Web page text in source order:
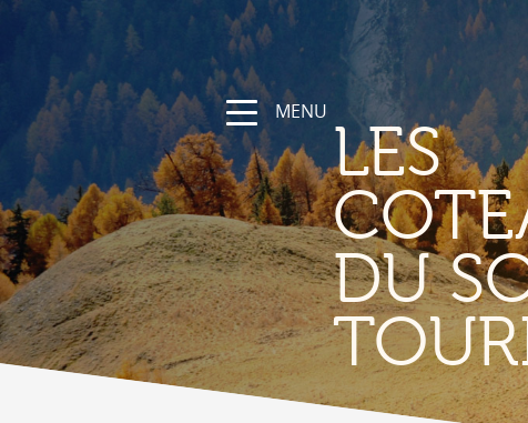
NATURA
La regione
Sentieri escursionistici e sportivi
Vallese a bici
Montagna
MENU
LES
DU